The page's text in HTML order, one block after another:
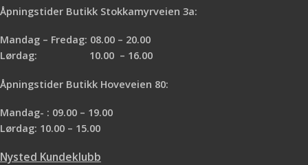
Åpningstider Butikk Stokkamyrveien 3a:
Mandag – Fredag: 08.00 – 20.00
Lørdag: 10.00 – 16.00
Åpningstider Butikk Hoveveien 80:
Mandag- : 09.00 – 19.00
Lørdag: 10.00 – 15.00
Nysted Kundeklubb